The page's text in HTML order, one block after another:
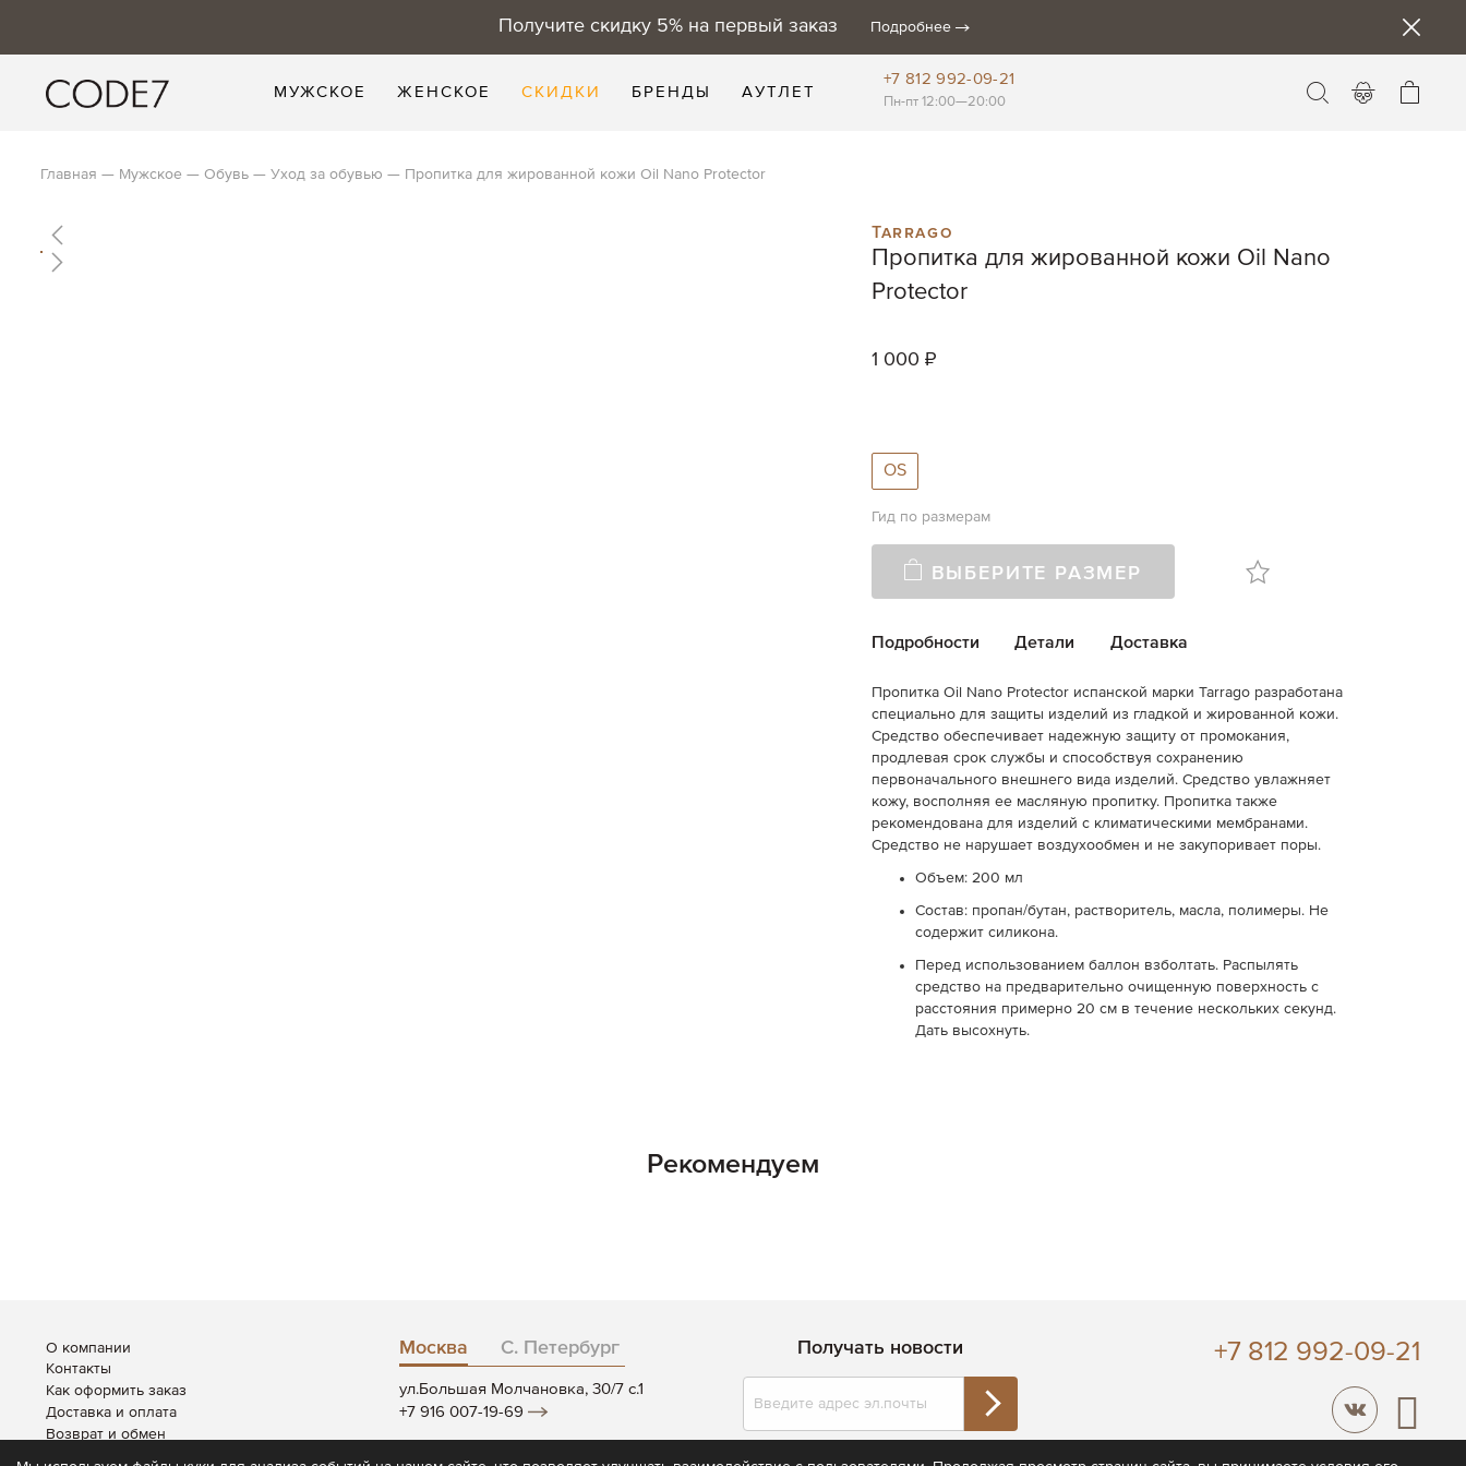
Получите скидку 5% на первый заказ Подробнее
МУЖСКОЕ ЖЕНСКОЕ СКИДКИ БРЕНДЫ АУТЛЕТ
+7 812 992-09-21
Пн-пт 12:00—20:00
Главная Мужское Обувь Уход за обувью Пропитка для жированной кожи Oil Nano Protector
Skip
to
the
Tarrago
Пропитка для жированной кожи Oil Nano
Protector
1 000 ₽
OS
Гид по размерам
ВЫБЕРИТЕ РАЗМЕР
Подробности
Пропитка Oil Nano Protector испанской марки Tarrago разработана
специально для защиты изделий из гладкой и жированной кожи.
Средство обеспечивает надежную защиту от промокания,
продлевая срок службы и способствуя сохранению
первоначального внешнего вида изделий. Средство увлажняет
кожу, восполняя ее масляную пропитку. Пропитка также
рекомендована для изделий с климатическими мембранами.
Средство не нарушает воздухообмен и не закупоривает поры.
Объем: 200 мл
Состав: пропан/бутан, растворитель, масла, полимеры. Не
содержит силикона.
Перед использованием баллон взболтать. Распылять
средство на предварительно очищенную поверхность с
расстояния примерно 20 см в течение нескольких секунд.
Дать высохнуть.
Детали Доставка
Рекомендуем
О компании
Контакты
Как оформить заказ
Доставка и оплата
Возврат и обмен
Москва С. Петербург
ул.Большая Молчановка, 30/7 c.1
+7 916 007-19-69
Получать новости
Подписаться
на
рассылку:
+7 812 992-09-21